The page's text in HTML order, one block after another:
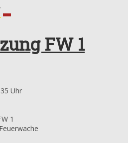
FW 1
Uhr
1